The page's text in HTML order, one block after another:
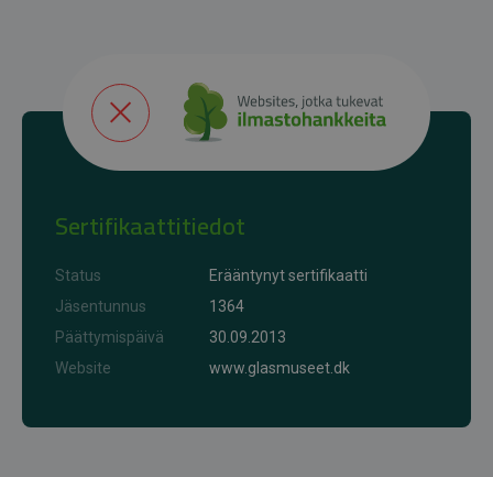
Sertifikaattitiedot
Status
Erääntynyt sertifikaatti
Jäsentunnus
1364
Päättymispäivä
30.09.2013
Website
www.glasmuseet.dk